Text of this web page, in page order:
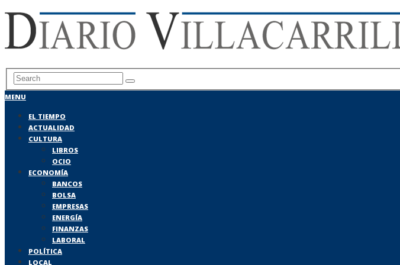
MENU
EL TIEMPO
ACTUALIDAD
CULTURA
LIBROS
OCIO
ECONOMÍA
BANCOS
BOLSA
EMPRESAS
ENERGÍA
FINANZAS
LABORAL
POLÍTICA
LOCAL